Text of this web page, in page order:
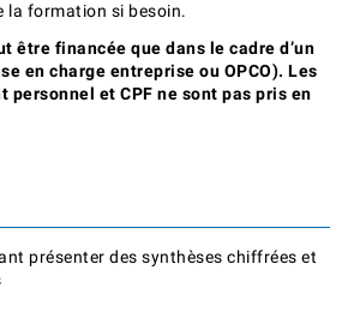
la formation si besoin.
être financée que dans le cadre d’un
en charge entreprise ou OPCO). Les
personnel et CPF ne sont pas pris en
présenter des synthèses chiffrées et